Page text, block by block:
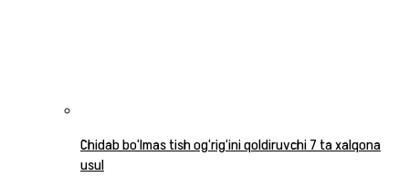
Chidab bo‘lmas tish og‘rig‘ini qoldiruvchi 7 ta xalqona
usul